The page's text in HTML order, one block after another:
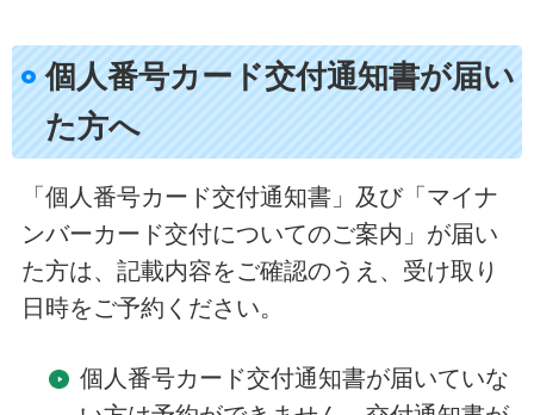
個人番号カード交付通知書が届い
た方へ
「個人番号カード交付通知書」及び「マイナ
ンバーカード交付についてのご案内」が届い
た方は、記載内容をご確認のうえ、受け取り
日時をご予約ください。
個人番号カード交付通知書が届いていな